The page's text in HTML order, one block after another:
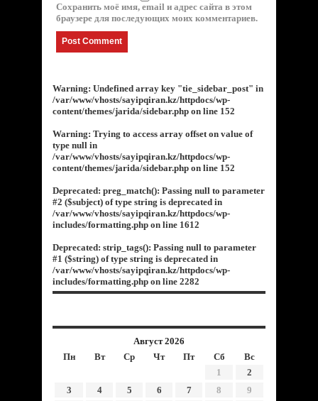
Сохранить моё имя, email и адрес сайта в этом
браузере для последующих моих комментариев.
Warning: Undefined array key "tie_sidebar_post" in
/var/www/vhosts/sayipqiran.kz/httpdocs/wp-
content/themes/jarida/sidebar.php on line 152
Warning: Trying to access array offset on value of
type null in
/var/www/vhosts/sayipqiran.kz/httpdocs/wp-
content/themes/jarida/sidebar.php on line 152
Deprecated: preg_match(): Passing null to parameter
#2 ($subject) of type string is deprecated in
/var/www/vhosts/sayipqiran.kz/httpdocs/wp-
includes/formatting.php on line 1612
Deprecated: strip_tags(): Passing null to parameter
#1 ($string) of type string is deprecated in
/var/www/vhosts/sayipqiran.kz/httpdocs/wp-
includes/formatting.php on line 2282
Август 2026
Пн
Вт Ср Чт Пт Сб
Вс
1
2
3
4 5 6 7 8
9